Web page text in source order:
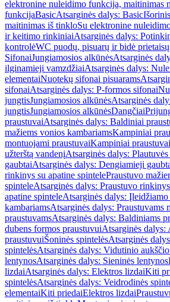
elektronine nuleidimo funkcija, maitinimas
funkcijaBasicAtsarginės dalys: Basic
maitinimas iš tinkloSu elektronine
ir keitimo rinkiniaiAtsarginės dalys:
kontrolėWC puodų, pisuarų ir bidė
SifonaiJungiamosios alkūnėsAtsarginės
ilginamieji vamzdžiaiAtsarginės dalys:
elementaiNuotekų sifonai pisuarams
sifonaiAtsarginės dalys: P-formos sifonai
jungtisJungiamosios alkūnėsAtsarginės
jungtisJungiamosios alkūnėsDangčiai
praustuvaiAtsarginės dalys: Baldiniai
mažiems vonios kambariamsKampiniai
montuojami praustuvaiKampiniai praustuvai
užterštą vandenįAtsarginės dalys:
gaubtaiAtsarginės dalys: Dengiamieji
rinkinys su apatine spintelePraustuvo
spinteleAtsarginės dalys: Praustuvo
apatine spinteleAtsarginės dalys:
kambariamsAtsarginės dalys: Praustuvams
praustuvamsAtsarginės dalys: Baldiniams
dubens formos praustuvuiAtsarginės dalys:
praustuvuiŠoninės spintelėsAtsarginės
spintelėsAtsarginės dalys: Vidutinio
lentynosAtsarginės dalys: Sieninės lentynos
lizdaiAtsarginės dalys: Elektros lizdaiKiti
spintelėsAtsarginės dalys: Veidrodinės
elementaiKiti priedaiElektros lizdai